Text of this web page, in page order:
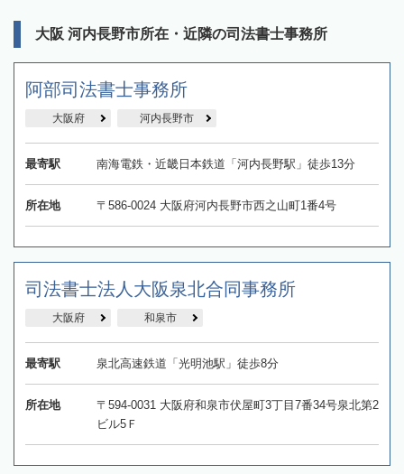
大阪 河内長野市所在・近隣の司法書士事務所
阿部司法書士事務所
大阪府 河内長野市
最寄駅 南海電鉄・近畿日本鉄道「河内長野駅」徒歩13分
所在地 〒586-0024 大阪府河内長野市西之山町1番4号
司法書士法人大阪泉北合同事務所
大阪府 和泉市
最寄駅 泉北高速鉄道「光明池駅」徒歩8分
所在地
〒594-0031 大阪府和泉市伏屋町3丁目7番34号泉北第2
ビル5Ｆ